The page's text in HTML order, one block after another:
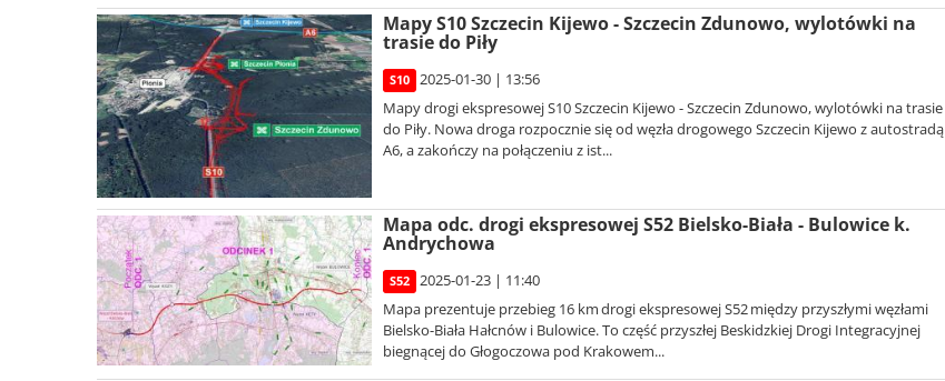
Mapy S10 Szczecin Kijewo - Szczecin Zdunowo, wylotówki na
trasie do Piły
S10
2025-01-30 | 13:56
Mapy drogi ekspresowej S10 Szczecin Kijewo - Szczecin Zdunowo, wylotówki na trasie
do Piły. Nowa droga rozpocznie się od węzła drogowego Szczecin Kijewo z autostradą
A6, a zakończy na połączeniu z ist...
Mapa odc. drogi ekspresowej S52 Bielsko-Biała - Bulowice k.
Andrychowa
S52
2025-01-23 | 11:40
Mapa prezentuje przebieg 16 km drogi ekspresowej S52 między przyszłymi węzłami
Bielsko-Biała Hałcnów i Bulowice. To część przyszłej Beskidzkiej Drogi Integracyjnej
biegnącej do Głogoczowa pod Krakowem...